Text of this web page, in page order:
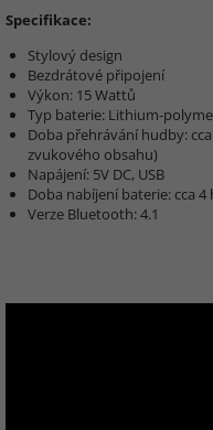
Specifikace:
Stylový design
Bezdrátové připojení
Výkon: 15 Wattů
Typ baterie: Lithium-
Doba přehrávání hudby:
zvukového obsahu)
Napájení: 5V DC, USB
Doba nabíjení baterie: cca
Verze Bluetooth: 4.1